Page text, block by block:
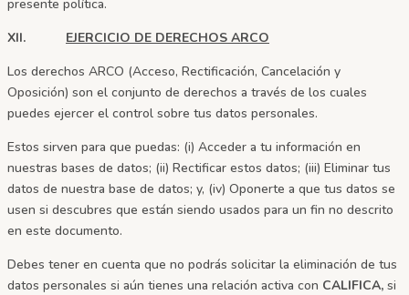
presente política.
XII. EJERCICIO DE DERECHOS ARCO
Los derechos ARCO (Acceso, Rectificación, Cancelación y
Oposición) son el conjunto de derechos a través de los cuales
puedes ejercer el control sobre tus datos personales.
Estos sirven para que puedas: (i) Acceder a tu información en
nuestras bases de datos; (ii) Rectificar estos datos; (iii) Eliminar tus
datos de nuestra base de datos; y, (iv) Oponerte a que tus datos se
usen si descubres que están siendo usados para un fin no descrito
en este documento.
Debes tener en cuenta que no podrás solicitar la eliminación de tus
datos personales si aún tienes una relación activa con CALIFICA, si